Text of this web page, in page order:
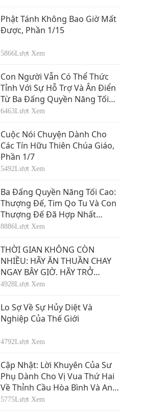
Phật Tánh Không Bao Giờ Mất
Được, Phần 1/15
5866Lượt Xem
Con Người Vẫn Có Thể Thức
Tỉnh Với Sự Hỗ Trợ Và Ân Điển
Từ Ba Đấng Quyền Năng Tối
Cao Đã Hợp Nhất, Phần 1/5
6463Lượt Xem
Cuộc Nói Chuyện Dành Cho
Các Tín Hữu Thiên Chúa Giáo,
Phần 1/7
5492Lượt Xem
Ba Đấng Quyền Năng Tối Cao:
Thượng Đế, Tim Qo Tu Và Con
Thượng Đế Đã Hợp Nhất
Thành Một, Phần 1/5
8886Lượt Xem
THỜI GIAN KHÔNG CÒN
NHIỀU: HÃY ĂN THUẦN CHAY
NGAY BÂY GIỜ. HÃY TRỞ
THÀNH ĐẤNG CỨU THẾ NGAY
4928Lượt Xem
Lo Sợ Về Sự Hủy Diệt Và
Nghiệp Của Thế Giới
4792Lượt Xem
Cập Nhật: Lời Khuyên Của Sư
Phụ Dành Cho Vị Vua Thứ Hai
Về Thỉnh Cầu Hòa Bình Và An
Lạc Cho Đất Nước Của Ông, Và
5775Lượt Xem